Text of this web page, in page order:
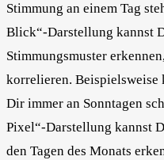
Stimmung an einem Tag
Blick“-Darstellung kannst
Stimmungsmuster
korrelieren. Beispielsweise
Dir immer an Sonntagen
Pixel“-Darstellung kannst
den Tagen des Monats